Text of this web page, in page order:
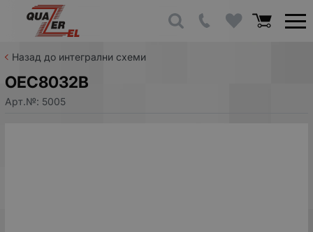
Назад до интегрални схеми
OEC8032B
Арт.№: 5005